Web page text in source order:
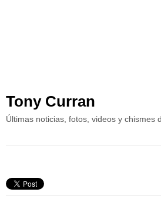
Tony Curran
Últimas noticias, fotos, videos y chismes